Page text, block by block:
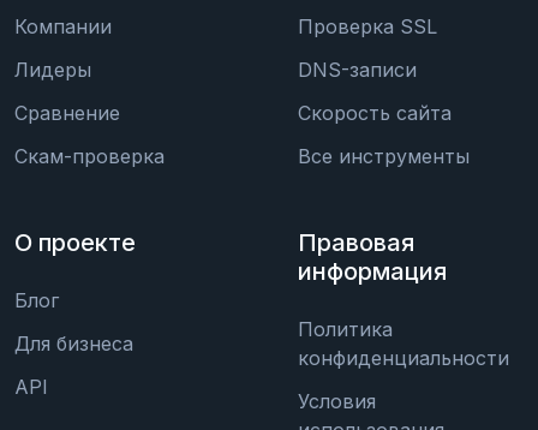
Компании
Лидеры
Сравнение
Скам-проверка
Проверка SSL
DNS-записи
Скорость сайта
Все инструменты
О проекте
Блог
Для бизнеса
API
Правовая
информация
Политика
конфиденциальности
Условия